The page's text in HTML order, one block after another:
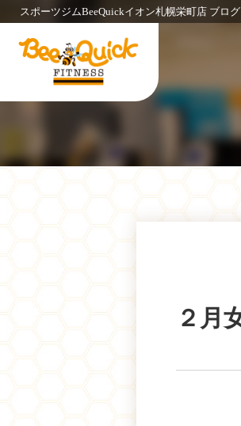
スポーツジムBeeQuickイオン札幌栄町店 ブログ
２月